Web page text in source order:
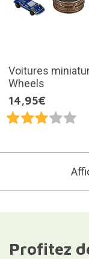
Voitures
Wheels
14,95€
Profitez